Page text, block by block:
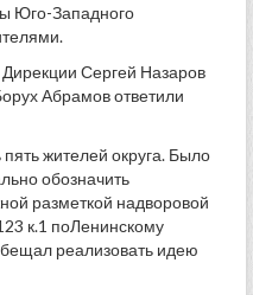
Юго-Западного
Сергей Назаров
Абрамов ответили
жителей округа. Было
обозначить
разметкой надворовой
к.1 поЛенинскому
реализовать идею